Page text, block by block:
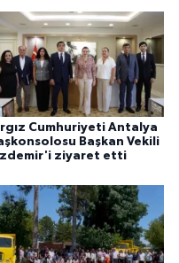
Cumhuriyeti Antalya
Başkan Vekili
ziyaret etti